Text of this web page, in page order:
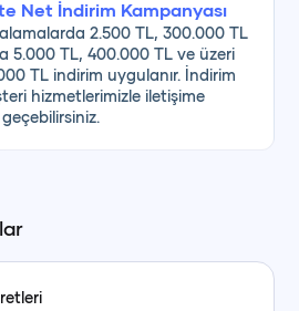
Net İndirim Kampanyası
2.500 TL, 300.000 TL
5.000 TL, 400.000 TL ve üzeri
TL indirim uygulanır. İndirim
hizmetlerimizle iletişime
geçebilirsiniz.